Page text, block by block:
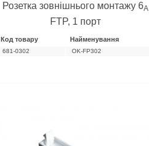
Розетка зовнішнього монтажу 6А
FTP, 1 порт
Код товару Найменування
681-0302 OK-FP302